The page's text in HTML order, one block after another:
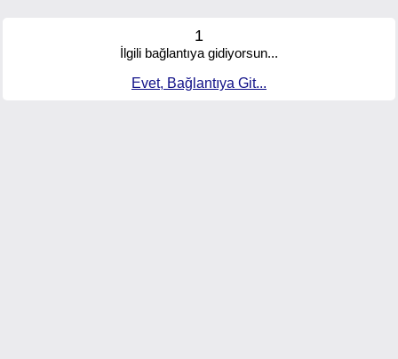
1
İlgili bağlantıya gidiyorsun...
Evet, Bağlantıya Git...